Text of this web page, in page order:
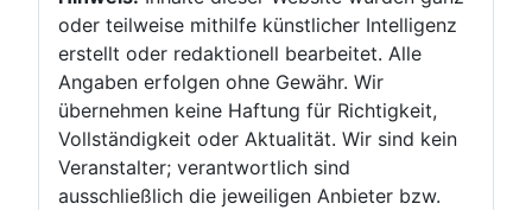
oder teilweise mithilfe künstlicher Intelligenz
erstellt oder redaktionell bearbeitet. Alle
Angaben erfolgen ohne Gewähr. Wir
übernehmen keine Haftung für Richtigkeit,
Vollständigkeit oder Aktualität. Wir sind kein
Veranstalter; verantwortlich sind
ausschließlich die jeweiligen Anbieter bzw.